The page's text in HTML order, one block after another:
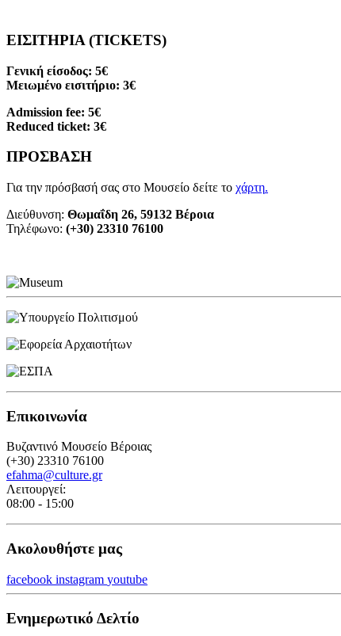
ΕΙΣΙΤΗΡΙΑ (TICKETS)
Γενική είσοδος: 5€
Μειωμένο εισιτήριο: 3€
Admission fee: 5€
Reduced ticket: 3€
ΠΡΟΣΒΑΣΗ
Για την πρόσβασή σας στο Μουσείο δείτε το χάρτη.
Διεύθυνση: Θωμαΐδη 26, 59132 Βέροια
Τηλέφωνο: (+30) 23310 76100
Επικοινωνία
Βυζαντινό Μουσείο Βέροιας
(+30) 23310 76100
efahma@culture.gr
Λειτουργεί:
08:00 - 15:00
Ακολουθήστε μας
facebook instagram youtube
Ενημερωτικό Δελτίο